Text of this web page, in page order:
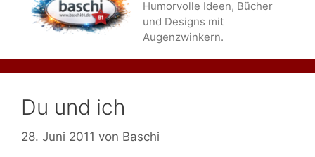
Humorvolle Ideen, Bücher
und Designs mit
Augenzwinkern.
Du und ich
28. Juni 2011 von Baschi